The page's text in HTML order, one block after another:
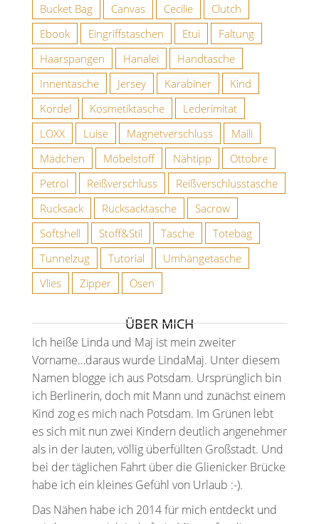
Bucket Bag
Canvas Cecilie
Clutch
Ebook
Eingriffstaschen Etui
Faltung
Haarspangen
Hanalei
Handtasche
Innentasche
Jersey Karabiner
Kind
Kordel
Kosmetiktasche
Lederimitat
LOXX
Luise Magnetverschluss
Maili
Mädchen
Möbelstoff Nähtipp
Ottobre
Petrol
Reißverschluss
Reißverschlusstasche
Rucksack
Rucksacktasche
Sacrow
Softshell
Stoff&Stil Tasche
Totebag
Tunnelzug
Tutorial
Umhängetasche
Vlies
Zipper Ösen
ÜBER MICH
Ich heiße Linda und Maj ist mein zweiter
Vorname…daraus wurde LindaMaj. Unter diesem
Namen blogge ich aus Potsdam. Ursprünglich bin
ich Berlinerin, doch mit Mann und zunächst einem
Kind zog es mich nach Potsdam. Im Grünen lebt
es sich mit nun zwei Kindern deutlich angenehmer
als in der lauten, völlig überfüllten Großstadt. Und
bei der täglichen Fahrt über die Glienicker Brücke
habe ich ein kleines Gefühl von Urlaub :-).
Das Nähen habe ich 2014 für mich entdeckt und